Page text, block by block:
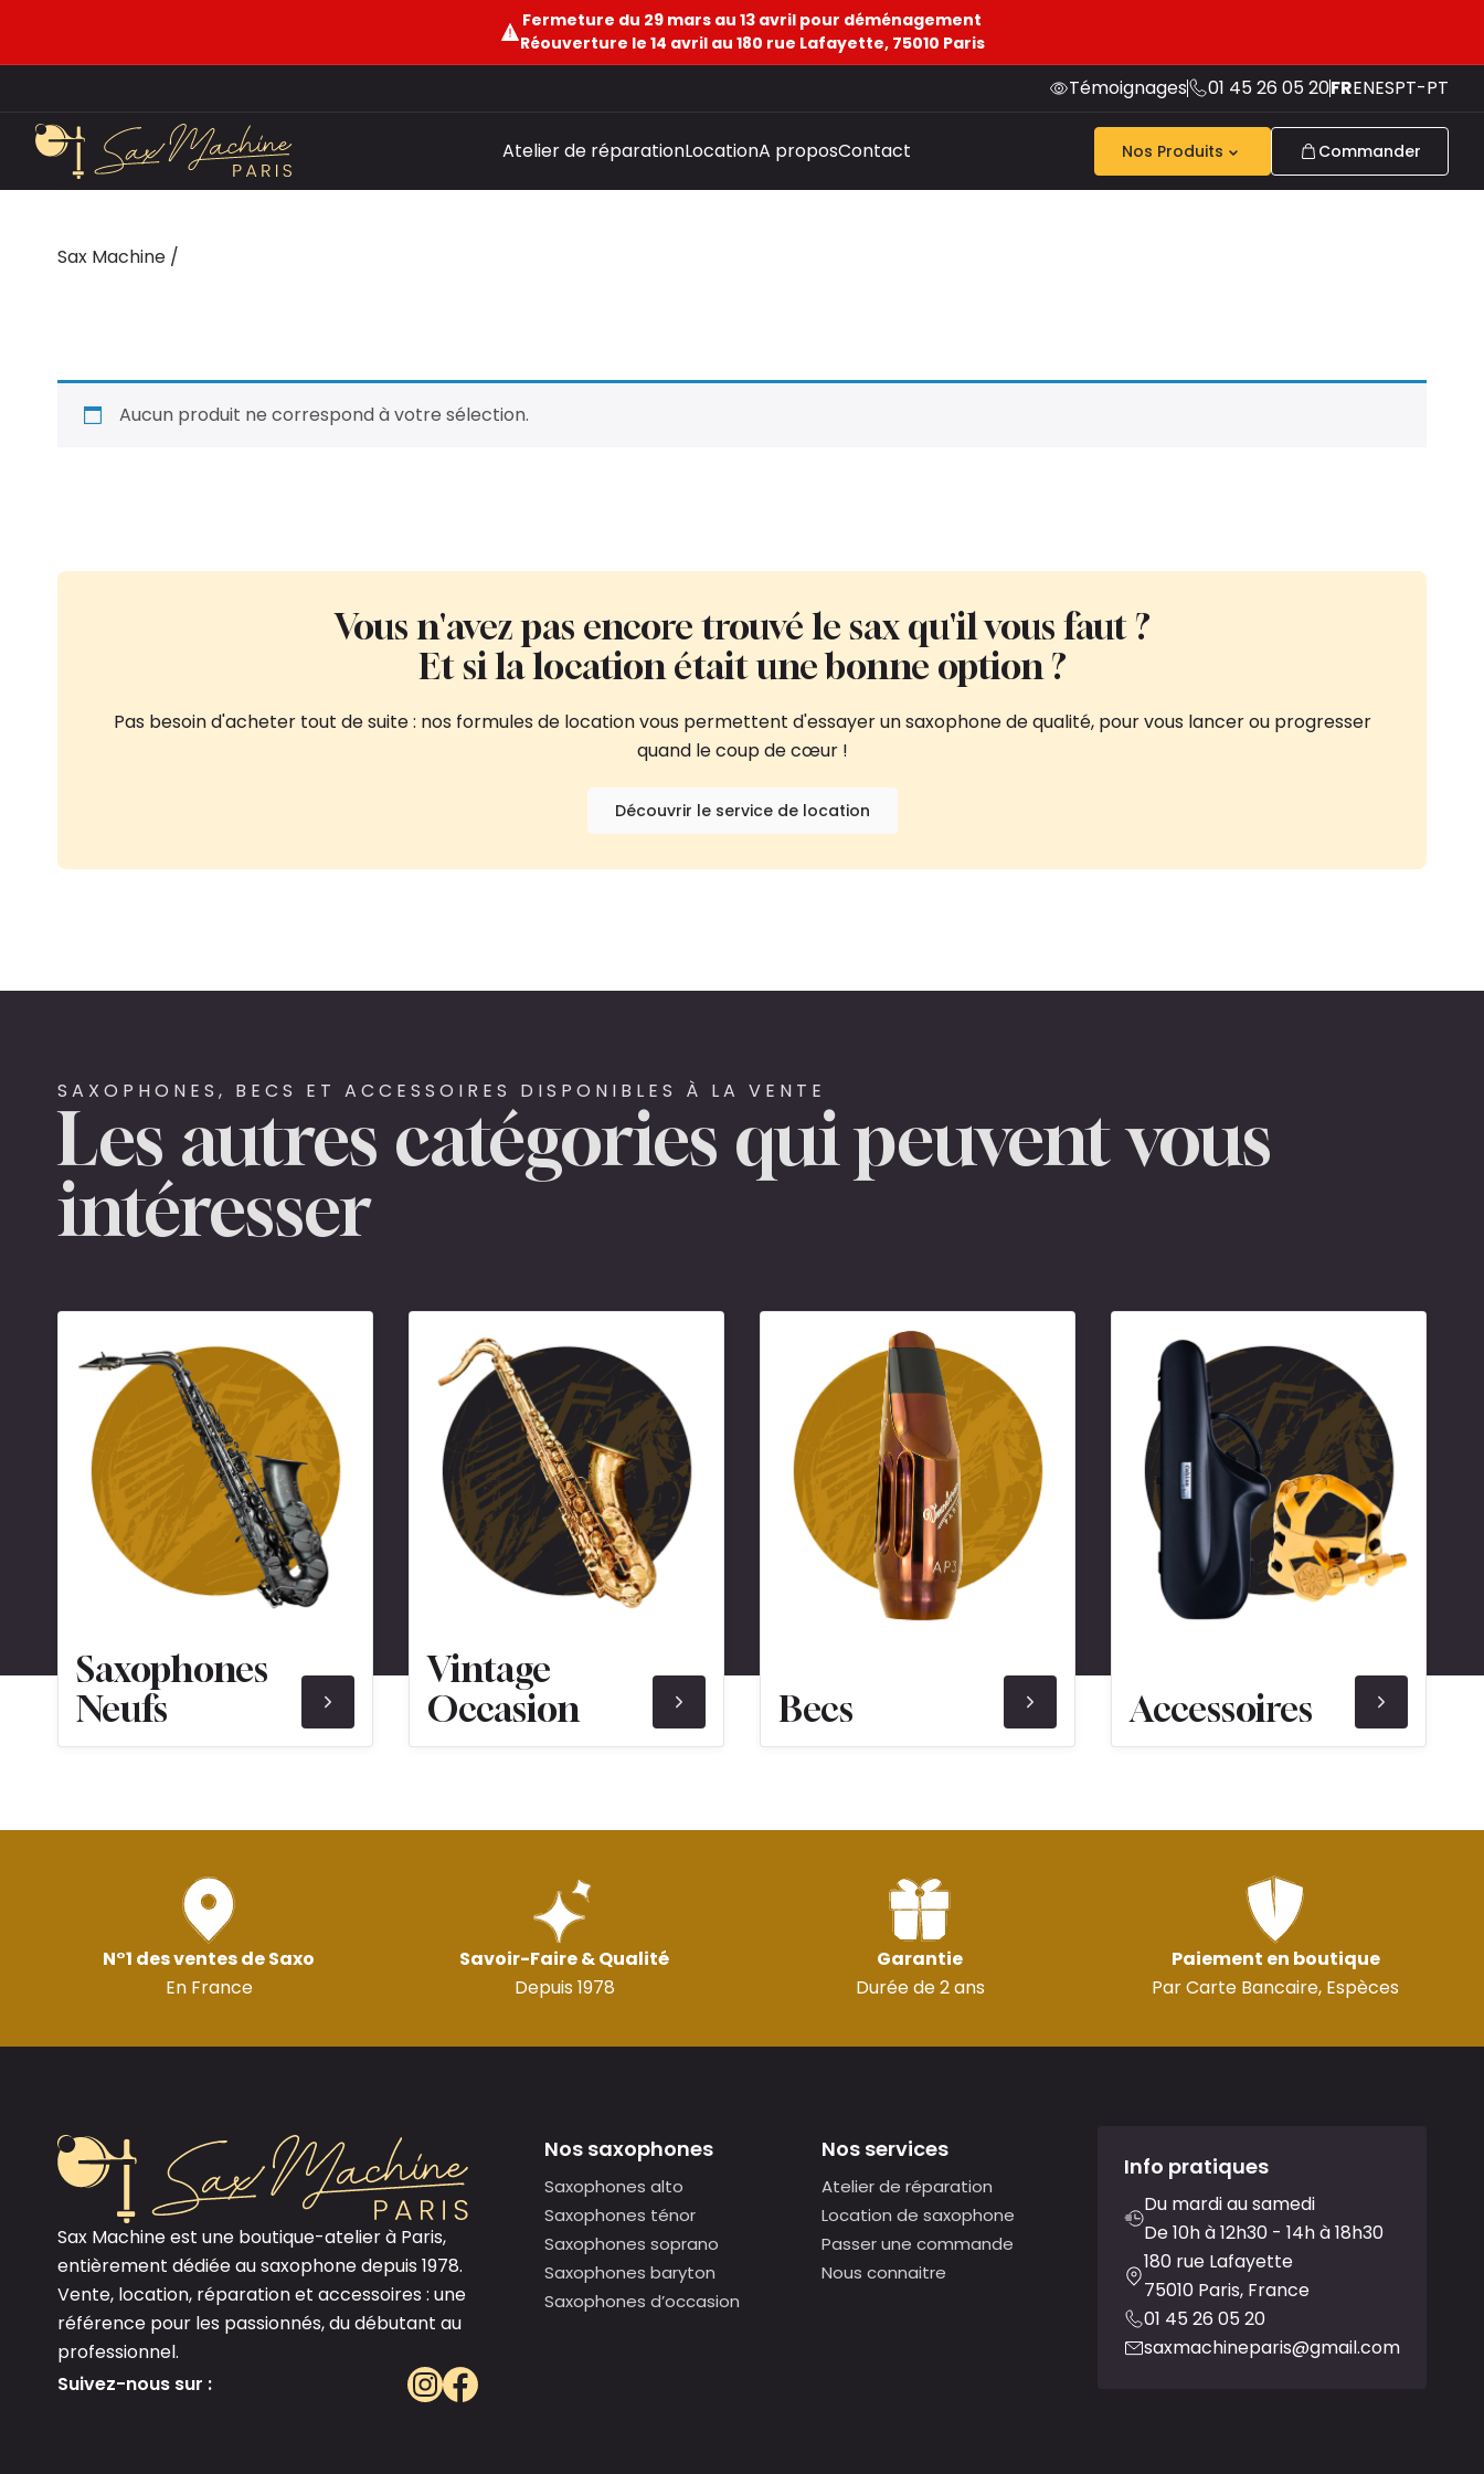
Fermeture du 29 mars au 13 avril pour déménagement
Réouverture le 14 avril au 180 rue Lafayette, 75010 Paris
Témoignages 01 45 26 05 20FRENESPT-PT
Atelier de réparationLocationA proposContact Nos Produits Commander
Sax Machine /
Aucun produit ne correspond à votre sélection.
Vous n'avez pas encore trouvé le sax qu'il vous faut ?
Et si la location était une bonne option ?
Pas besoin d'acheter tout de suite : nos formules de location vous permettent d'essayer un saxophone de qualité, pour vous lancer ou progresser
quand le coup de cœur !
Découvrir le service de location
SAXOPHONES, BECS ET ACCESSOIRES DISPONIBLES À LA VENTE
Les autres catégories qui peuvent vous
intéresser
Saxophones
Neufs
Vintage
Occasion
Becs Accessoires
N°1 des ventes de Saxo
En France
Savoir-Faire & Qualité
Depuis 1978
Garantie
Durée de 2 ans
Paiement en boutique
Par Carte Bancaire, Espèces
Sax Machine est une boutique-atelier à Paris,
entièrement dédiée au saxophone depuis 1978.
Vente, location, réparation et accessoires : une
référence pour les passionnés, du débutant au
professionnel.
Suivez-nous sur :
Nos saxophones
Saxophones alto
Saxophones ténor
Saxophones soprano
Saxophones baryton
Saxophones d’occasion
Nos services
Atelier de réparation
Location de saxophone
Passer une commande
Nous connaitre
Info pratiques
Du mardi au samedi
De 10h à 12h30 - 14h à 18h30
180 rue Lafayette
75010 Paris, France
01 45 26 05 20
saxmachineparis@gmail.com